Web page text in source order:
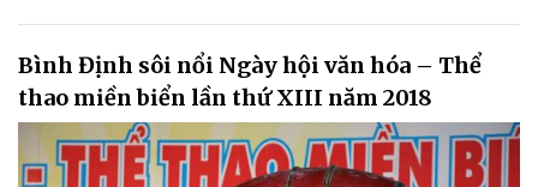
Bình Định sôi nổi Ngày hội văn hóa – Thể
thao miền biển lần thứ XIII năm 2018